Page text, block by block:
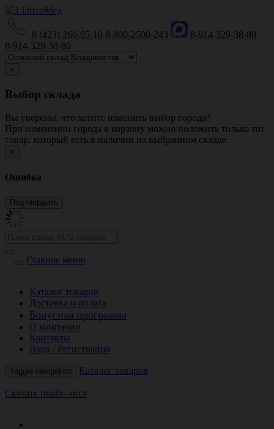
8 (423) 260-05-10 8-800-2500-243
8-914-329-38-80
8-914-329-38-80
×
Выбор склада
Вы уверены, что хотите изменить выбор города?
При изменении города в корзину можно положить только тот
товар, который есть в наличии на выбранном складе.
×
Ошибка
Главное меню
Каталог товаров
Доставка и оплата
Бонусная программа
О компании
Контакты
Вход / Регистрация
Toggle navigation Каталог товаров
Скачать прайс-лист